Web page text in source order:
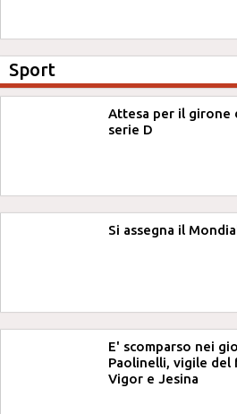
Sport
Attesa per il girone
serie D
Si assegna il
E' scomparso nei
Paolinelli, vigile del
Vigor e Jesina